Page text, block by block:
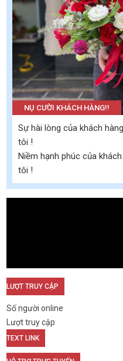
NỤ CƯỜI KHÁCH HÀNG!!
Sự hài lòng của khách
tôi !
Niềm hạnh phúc của
tôi !
LƯỢT TRUY CẬP
Số người online
Lượt truy cập
TEXT LINK